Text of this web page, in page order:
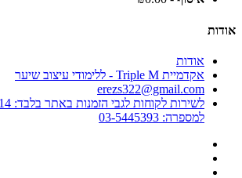
אודות
אודות
אקדמיית Triple M - ללימודי עיצוב שיער
erezs322@gmail.com
למספרה: 03-5445393